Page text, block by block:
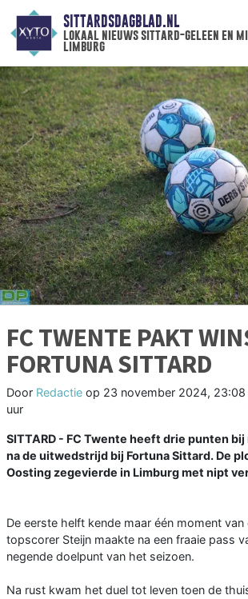
SITTARDSDAGBLAD.NL
lokaal nieuws sittard-geleen en
limburg
FC TWENTE PAKT
FORTUNA SITTARD
Door Redactie op 23 november 2024, 23:08
uur
SITTARD - FC Twente heeft drie punten
na de uitwedstrijd bij Fortuna Sittard. De
Oosting zegevierde in Limburg met nipt
De eerste helft kende maar één moment
topscorer Steijn maakte na een fraaie pass
negende doelpunt van het seizoen.
Na rust kwam het duel tot leven toen de